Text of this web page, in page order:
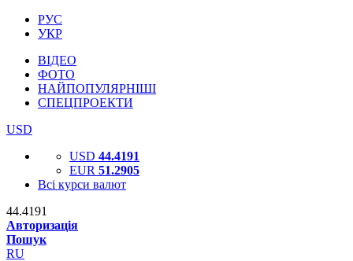
РУС
УКР
ВІДЕО
ФОТО
НАЙПОПУЛЯРНІШІ
СПЕЦПРОЕКТИ
USD
USD 44.4191
EUR 51.2905
Всі курси валют
44.4191
Авторизація
Пошук
RU